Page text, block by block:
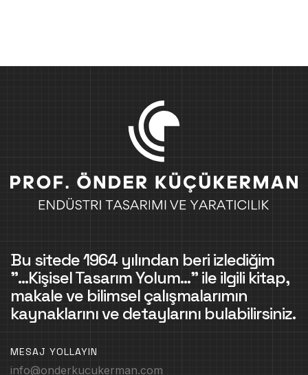
Bu sitede 1964 yılından beri izlediğim
"...Kişisel Tasarım Yolum..." ile ilgili kitap,
makale ve bilimsel çalışmalarımın
kaynaklarını ve detaylarını bulabilirsiniz.
MESAJ YOLLAYIN
info@onderkucukerman.com